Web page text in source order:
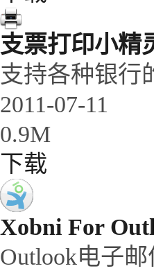
支票打印小精
支持各种银行
2011-07-11
0.9M
下载
Xobni For
Outlook电子